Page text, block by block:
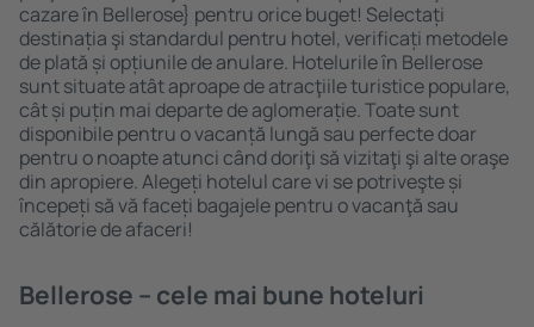
cazare în Bellerose} pentru orice buget! Selectați
destinația şi standardul pentru hotel, verificați metodele
de plată și opțiunile de anulare. Hotelurile în Bellerose
sunt situate atât aproape de atracţiile turistice populare,
cât și puțin mai departe de aglomerație. Toate sunt
disponibile pentru o vacanță lungă sau perfecte doar
pentru o noapte atunci când doriţi să vizitaţi şi alte oraşe
din apropiere. Alegeți hotelul care vi se potriveşte și
începeți să vă faceți bagajele pentru o vacanţă sau
călătorie de afaceri!
Bellerose – cele mai bune hoteluri